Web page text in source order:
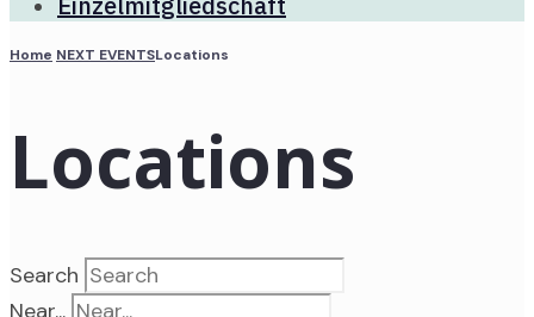
Home NEXT EVENTSLocations
Locations
Search